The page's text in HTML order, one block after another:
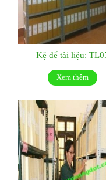
Kệ để tài liệu:
Xem thêm